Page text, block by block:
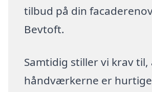
tilbud på din
Bevtoft.
Samtidig stiller vi krav til,
håndværkerne er